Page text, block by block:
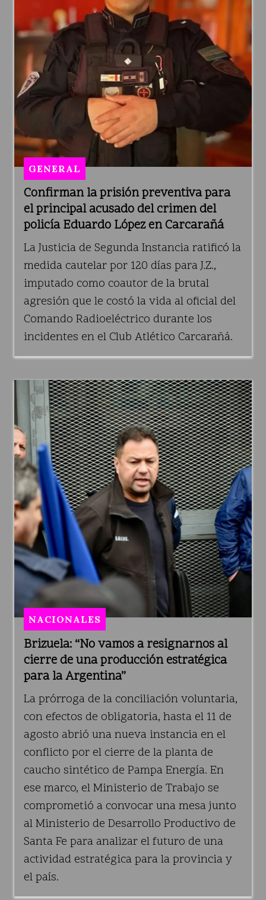
Confirman la prisión preventiva para
el principal acusado del crimen del
policía Eduardo López en Carcarañá
GENERAL
La Justicia de Segunda Instancia ratificó la
medida cautelar por 120 días para J.Z.,
imputado como coautor de la brutal
agresión que le costó la vida al oficial del
Comando Radioeléctrico durante los
incidentes en el Club Atlético Carcarañá.
Brizuela: “No vamos a resignarnos al
cierre de una producción estratégica
para la Argentina”
NACIONALES
La prórroga de la conciliación voluntaria,
con efectos de obligatoria, hasta el 11 de
agosto abrió una nueva instancia en el
conflicto por el cierre de la planta de
caucho sintético de Pampa Energía. En
ese marco, el Ministerio de Trabajo se
comprometió a convocar una mesa junto
al Ministerio de Desarrollo Productivo de
Santa Fe para analizar el futuro de una
actividad estratégica para la provincia y
el país.